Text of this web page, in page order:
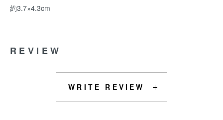
約3.7×4.3cm
REVIEW
WRITE REVIEW